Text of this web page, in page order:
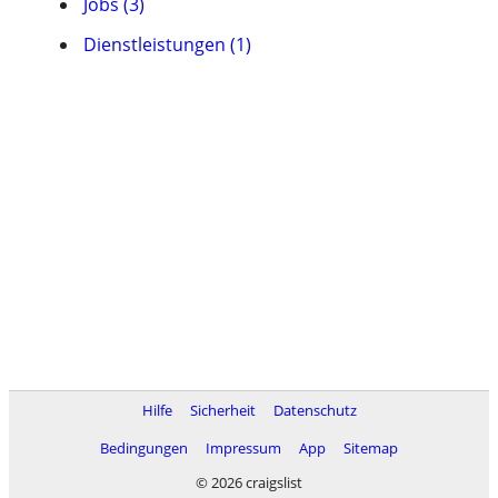
Dienstleistungen (1)
Hilfe Sicherheit
Datenschutz
Bedingungen
Impressum App
Sitemap
© 2026 craigslist